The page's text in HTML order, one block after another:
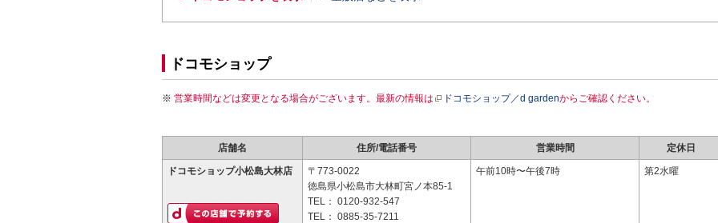
ドコモショップ
営業時間などは変更となる場合がございます。最新の情報は ドコモショップ／d gardenからご確認ください。
店舗名 住所/電話番号 営業時間 定休日
ドコモショップ小松島大林店
〒773-0022
徳島県小松島市大林町宮ノ本85-1
TEL： 0120-932-547
TEL： 0885-35-7211
午前10時〜午後7時 第2水曜